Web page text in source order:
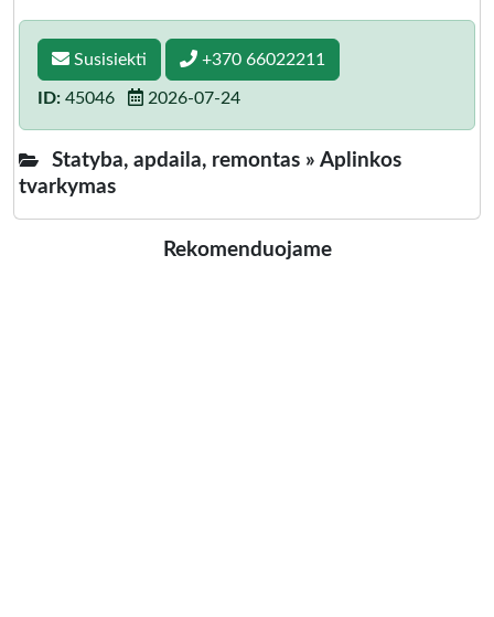
Susisiekti +370 66022211
ID: 45046 2026-07-24
Statyba, apdaila, remontas » Aplinkos
tvarkymas
Rekomenduojame